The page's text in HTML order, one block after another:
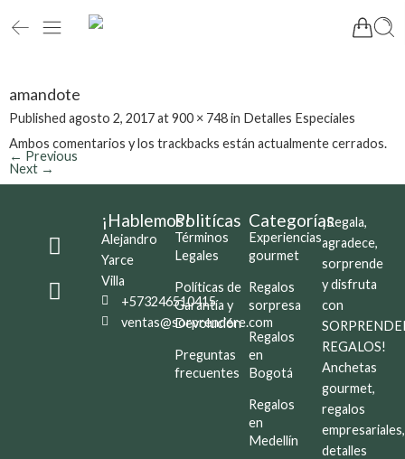
amandote
Published agosto 2, 2017at900 × 748in Detalles Especiales
Ambos comentarios y los trackbacks están actualmente cerrados.
← Previous
Next →
¡Hablemos!
Alejandro
Yarce
Villa
+573246510415
ventas@sorprendere.com
Politícas
Términos
Legales
Políticas de
Garantía y
Devolución
Preguntas
frecuentes
Categorías
Experiencias
gourmet
Regalos
sorpresa
Regalos
en
Bogotá
Regalos
en
Medellín
¡Regala,
agradece,
sorprende
y disfruta
con
REGALOS!
Anchetas
gourmet,
regalos
empresariales,
detalles